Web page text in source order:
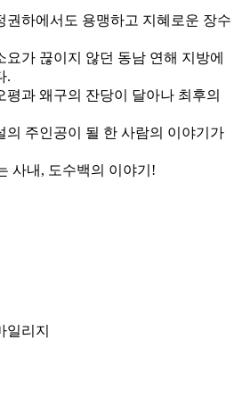
권하에서도 용맹하고 지혜로운 장수
요가 끊이지 않던 동남 연해 지방에
.
평과 왜구의 잔당이 달아나 최후의
의 주인공이 될 한 사람의 이야기가
사내, 도수백의 이야기!
일리지